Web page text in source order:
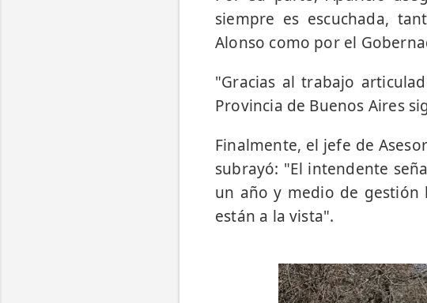
siempre es escuchada,
Alonso como por el
"Gracias al trabajo
Provincia de Buenos Aires
Finalmente, el jefe de
subrayó: "El intendente
un año y medio de
están a la vista".